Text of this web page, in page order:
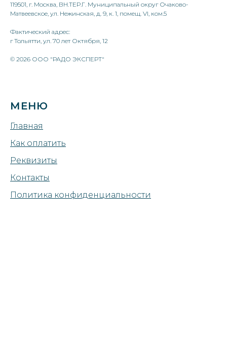
119501, г. Москва, ВН.ТЕР.Г. Муниципальный округ Очаково-
Матвеевское, ул. Нежинская, д. 9, к. 1, помещ. VI, ком.5
Фактический адрес:
г Тольятти, ул. 70 лет Октября, 12
© 2026 ООО "РАДО ЭКСПЕРТ"
МЕНЮ
Главная
Как оплатить
Реквизиты
Контакты
Политика конфиденциальности